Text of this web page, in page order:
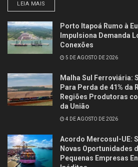
LEIA MAIS
Porto Itapoá Rumo à
Impulsiona Demanda
Conexões
5 DE AGOSTO DE 2026
Malha Sul Ferroviária:
Para Perda de 41% da
Regiões Produtoras
da União
4 DE AGOSTO DE 2026
Acordo Mercosul-UE:
Novas Oportunidades
Pequenas Empresas